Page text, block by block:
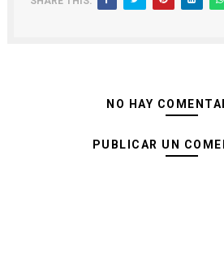
NO HAY
PUBLICAR UN